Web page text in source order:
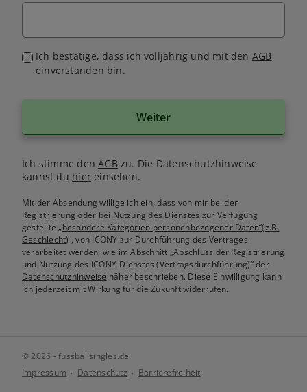
Ich bestätige, dass ich volljährig und mit den AGB
einverstanden bin.
Weiter
Ich stimme denAGB zu. Die Datenschutzhinweise
kannst du hiereinsehen.
Mit der Absendung willige ich ein, dass von mir bei der
Registrierung oder bei Nutzung des Dienstes zur Verfügung
gestellte„besondere Kategorien personenbezogener Daten“(z.B.
Geschlecht) , von ICONY zur Durchführung des Vertrages
verarbeitet werden, wie im Abschnitt „Abschluss der Registrierung
und Nutzung des ICONY-Dienstes (Vertragsdurchführung)“ der
Datenschutzhinweise näher beschrieben. Diese Einwilligung kann
ich jederzeit mit Wirkung für die Zukunft widerrufen.
© 2026 - fussballsingles.de
Impressum
Datenschutz Barrierefreiheit